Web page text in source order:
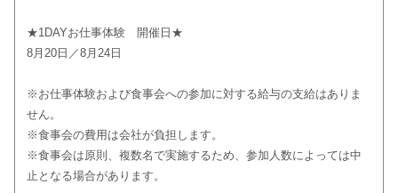
★1DAYお仕事体験 開催日★
8月20日／8月24日
※お仕事体験および食事会への参加に対する給与の支給はありま
せん。
※食事会の費用は会社が負担します。
※食事会は原則、複数名で実施するため、参加人数によっては中
止となる場合があります。